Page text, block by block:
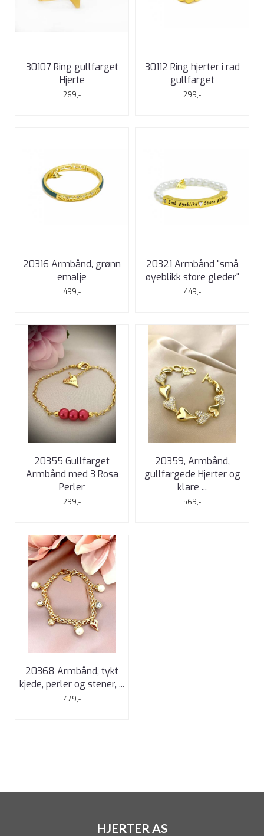
30107 Ring gullfarget
Hjerte
269,-
30112 Ring hjerter i rad
gullfarget
299,-
20316 Armbånd, grønn
emalje
499,-
20321 Armbånd "små
øyeblikk store gleder"
449,-
20355 Gullfarget
Armbånd med 3 Rosa
Perler
299,-
20359, Armbånd,
gullfargede Hjerter og
klare ...
569,-
20368 Armbånd, tykt
kjede, perler og stener, ...
479,-
HJERTER AS